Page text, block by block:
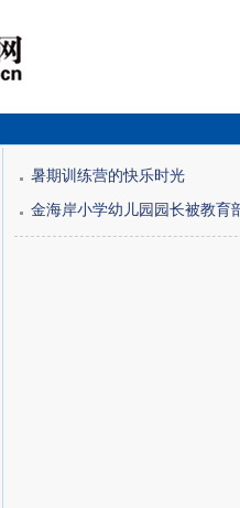
暑期训练营的快乐时光
金海岸小学幼儿园园长被教育